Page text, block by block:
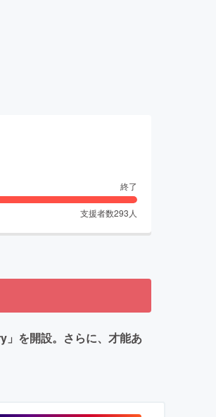
終了
支援者数293 人
」を開設。さらに、才能あ